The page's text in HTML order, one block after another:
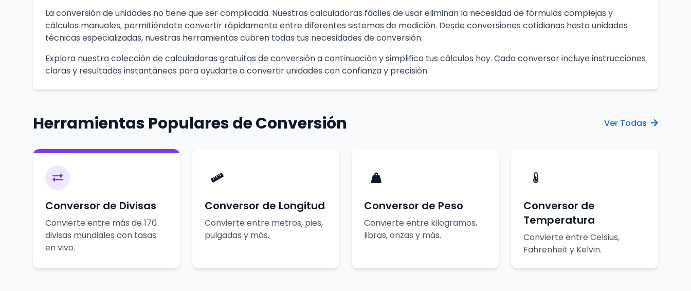
La conversión de unidades no tiene que ser complicada. Nuestras calculadoras fáciles de usar eliminan la necesidad de fórmulas complejas y
cálculos manuales, permitiéndote convertir rápidamente entre diferentes sistemas de medición. Desde conversiones cotidianas hasta unidades
técnicas especializadas, nuestras herramientas cubren todas tus necesidades de conversión.
Explora nuestra colección de calculadoras gratuitas de conversión a continuación y simplifica tus cálculos hoy. Cada conversor incluye instrucciones
claras y resultados instantáneos para ayudarte a convertir unidades con confianza y precisión.
Herramientas Populares de Conversión Ver Todas
Conversor de Divisas
Convierte entre más de 170
divisas mundiales con tasas
en vivo.
Conversor de Longitud
Convierte entre metros, pies,
pulgadas y más.
Conversor de Peso
Convierte entre kilogramos,
libras, onzas y más.
Conversor de
Temperatura
Convierte entre Celsius,
Fahrenheit y Kelvin.